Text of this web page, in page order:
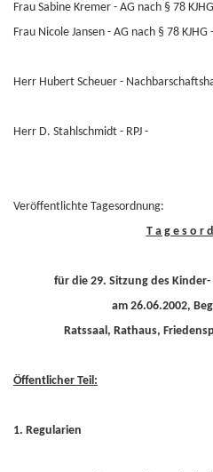
Frau Sabine Kremer - AG nach § 78
Frau Nicole Jansen - AG nach § 78
Herr Hubert Scheuer -
Herr D. Stahlschmidt - RPJ -
Veröffentlichte Tagesordnung:
T a g e s o r
für die 29. Sitzung des
am 26.06.2002,
Ratssaal, Rathaus,
Öffentlicher Teil:
1. Regularien